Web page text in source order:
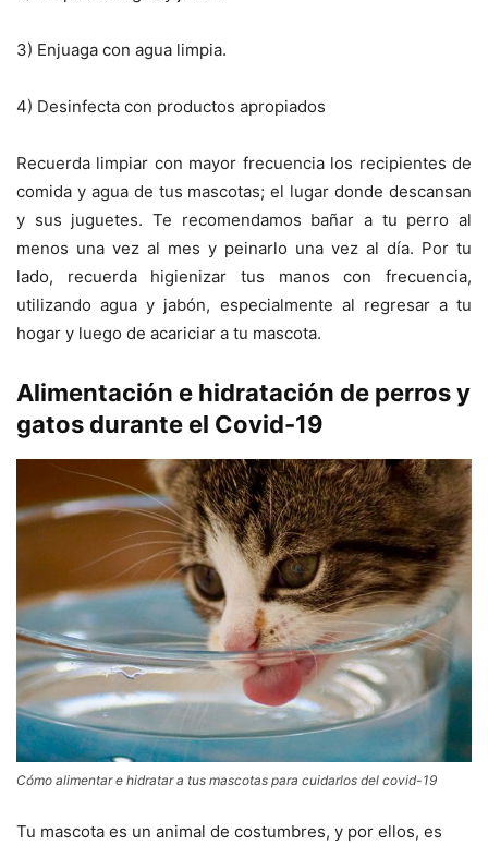
3) Enjuaga con agua limpia.
4) Desinfecta con productos apropiados
Recuerda limpiar con mayor frecuencia los recipientes de
comida y agua de tus mascotas; el lugar donde descansan
y sus juguetes. Te recomendamos bañar a tu perro al
menos una vez al mes y peinarlo una vez al día. Por tu
lado, recuerda higienizar tus manos con frecuencia,
utilizando agua y jabón, especialmente al regresar a tu
hogar y luego de acariciar a tu mascota.
Alimentación e hidratación de perros y
gatos durante el Covid-19
Cómo alimentar e hidratar a tus mascotas para cuidarlos del covid-19
Tu mascota es un animal de costumbres, y por ellos, es